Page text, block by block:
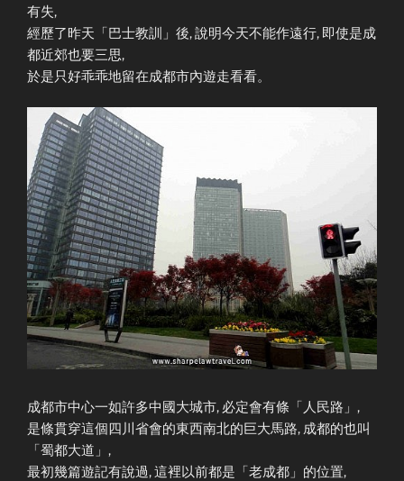
有失,
經歷了昨天「巴士教訓」後, 說明今天不能作遠行, 即使是成
都近郊也要三思,
於是只好乖乖地留在成都市內遊走看看。
成都市中心一如許多中國大城市, 必定會有條「人民路」,
是條貫穿這個四川省會的東西南北的巨大馬路, 成都的也叫
「蜀都大道」,
最初幾篇遊記有說過, 這裡以前都是「老成都」的位置,